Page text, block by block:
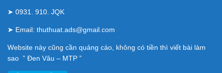
➤ 0931. 910. JQK
➤ Email: thuthuat.ads@gmail.com
Website này cũng cần quảng cáo, không có tiền thì viết bài làm
sao ” Đen Vâu – MTP ”